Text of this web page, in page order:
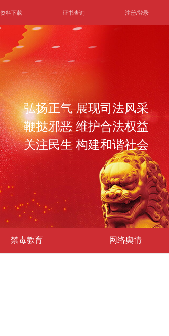
资料下载 证书查询 注册/登录
弘扬正气 展现司法风采
鞭挞邪恶 维护合法权益
关注民生 构建和谐社会
禁毒教育 网络舆情